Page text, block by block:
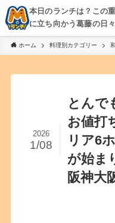
本日のランチは？この
に立ち向かう葛藤の日
京都・神戸を中心とし
き、飲み歩きを綴る。
ホーム 料理別カテゴリー
とんで
お値打
リア6
が始ま
阪神大
2026
1/08